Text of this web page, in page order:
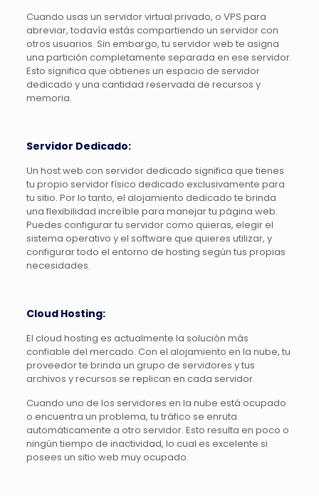
Cuando usas un servidor virtual privado, o VPS para
abreviar, todavía estás compartiendo un servidor con
otros usuarios. Sin embargo, tu servidor web te asigna
una partición completamente separada en ese servidor.
Esto significa que obtienes un espacio de servidor
dedicado y una cantidad reservada de recursos y
memoria.
Servidor Dedicado:
Un host web con servidor dedicado significa que tienes
tu propio servidor físico dedicado exclusivamente para
tu sitio. Por lo tanto, el alojamiento dedicado te brinda
una flexibilidad increíble para manejar tu página web.
Puedes configurar tu servidor como quieras, elegir el
sistema operativo y el software que quieres utilizar, y
configurar todo el entorno de hosting según tus propias
necesidades.
Cloud Hosting:
El cloud hosting es actualmente la solución más
confiable del mercado. Con el alojamiento en la nube, tu
proveedor te brinda un grupo de servidores y tus
archivos y recursos se replican en cada servidor.
Cuando uno de los servidores en la nube está ocupado
o encuentra un problema, tu tráfico se enruta
automáticamente a otro servidor. Esto resulta en poco o
ningún tiempo de inactividad, lo cual es excelente si
posees un sitio web muy ocupado.